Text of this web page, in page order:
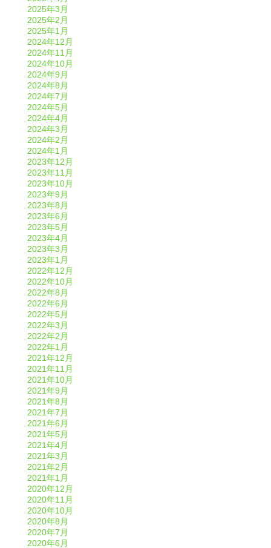
2025年3月
2025年2月
2025年1月
2024年12月
2024年11月
2024年10月
2024年9月
2024年8月
2024年7月
2024年5月
2024年4月
2024年3月
2024年2月
2024年1月
2023年12月
2023年11月
2023年10月
2023年9月
2023年8月
2023年6月
2023年5月
2023年4月
2023年3月
2023年1月
2022年12月
2022年10月
2022年8月
2022年6月
2022年5月
2022年3月
2022年2月
2022年1月
2021年12月
2021年11月
2021年10月
2021年9月
2021年8月
2021年7月
2021年6月
2021年5月
2021年4月
2021年3月
2021年2月
2021年1月
2020年12月
2020年11月
2020年10月
2020年8月
2020年7月
2020年6月